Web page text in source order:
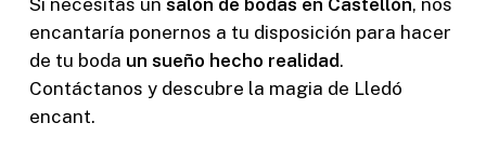
encantaría ponernos a tu disposición para hacer
de tu boda un sueño hecho realidad.
Contáctanos y descubre la magia de Lledó
encant.